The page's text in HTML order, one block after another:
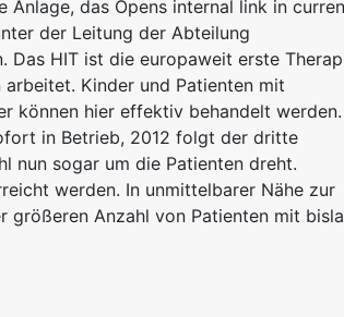
das Opens internal link in
der Leitung der Abteilung
Das HIT ist die europaweit erste
Kinder und Patienten mit
können hier effektiv behandelt werden.
in Betrieb, 2012 folgt der dritte
nun sogar um die Patienten dreht.
werden. In unmittelbarer Nähe zur
größeren Anzahl von Patienten mit